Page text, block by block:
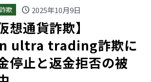
欺 schedule 2025年10月9日
想通貨詐欺】
ultra trading詐欺に
停止と返金拒否の被